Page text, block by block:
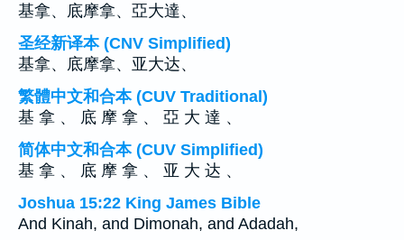
基拿、底摩拿、亞大達、
圣经新译本 (CNV Simplified)
基拿、底摩拿、亚大达、
繁體中文和合本 (CUV Traditional)
基 拿 、 底 摩 拿 、 亞 大 達 、
简体中文和合本 (CUV Simplified)
基 拿 、 底 摩 拿 、 亚 大 达 、
Joshua 15:22 King James Bible
And Kinah, and Dimonah, and Adadah,